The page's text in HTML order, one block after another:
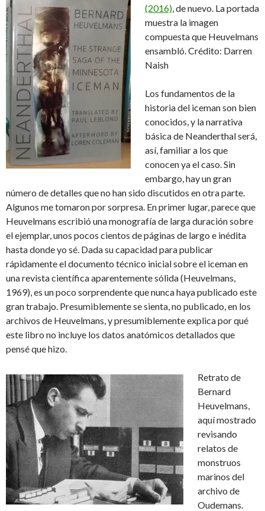
(2016), de nuevo. La portada
muestra la imagen
compuesta que Heuvelmans
ensambló. Crédito: Darren
Naish
Los fundamentos de la
historia del iceman son bien
conocidos, y la narrativa
básica de Neanderthal será,
así, familiar a los que
conocen ya el caso. Sin
embargo, hay un gran
número de detalles que no han sido discutidos en otra parte.
Algunos me tomaron por sorpresa. En primer lugar, parece que
Heuvelmans escribió una monografía de larga duración sobre
el ejemplar, unos pocos cientos de páginas de largo e inédita
hasta donde yo sé. Dada su capacidad para publicar
rápidamente el documento técnico inicial sobre el iceman en
una revista científica aparentemente sólida (Heuvelmans,
1969), es un poco sorprendente que nunca haya publicado este
gran trabajo. Presumiblemente se sienta, no publicado, en los
archivos de Heuvelmans, y presumiblemente explica por qué
este libro no incluye los datos anatómicos detallados que
pensé que hizo.
Retrato de
Bernard
Heuvelmans,
aquí mostrado
revisando
relatos de
monstruos
marinos del
archivo de
Oudemans.